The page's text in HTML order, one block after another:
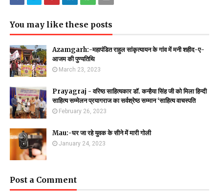
You may like these posts
Azamgarh:-महापंडित राहुल सांकृत्यायन के गांव में मनी शहीद-ए-
आजम की पुण्यतिथि
March 23, 2023
Prayagraj - वरिष्ठ साहित्यकार डॉ. कन्हैया सिंह जी को मिला हिन्दी
साहित्य सम्मेलन प्रयागराज का सर्वश्रेष्ठ सम्मान ‘साहित्य वाचस्पति
February 26, 2023
Mau:-घर जा रहे युवक के सीने में मारी गोली
January 24, 2023
Post a Comment